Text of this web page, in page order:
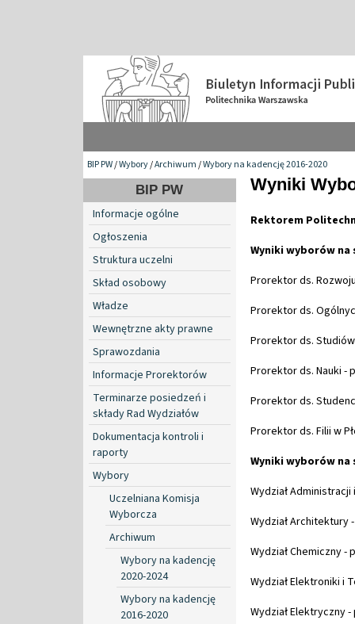
BIP PW/Wybory/Archiwum/Wybory na kadencję 2016-2020
BIP PW
Informacje ogólne
Ogłoszenia
Struktura uczelni
Skład osobowy
Władze
Wewnętrzne akty prawne
Sprawozdania
Informacje Prorektorów
Terminarze posiedzeń i
składy Rad Wydziałów
Dokumentacja kontroli i
raporty
Wybory
Uczelniana Komisja
Wyborcza
Archiwum
Wybory na kadencję
2020-2024
Wybory na kadencję
2016-2020
Wyniki
Rektorem
Wyniki wyborów
Prorektor ds.
Prorektor ds.
Prorektor ds.
Prorektor ds. Nauki -
Prorektor ds.
Prorektor ds. Filii w
Wyniki wyborów
Wydział
Wydział Architektury
Wydział Chemiczny -
Wydział Elektroniki i
Wydział Elektryczny